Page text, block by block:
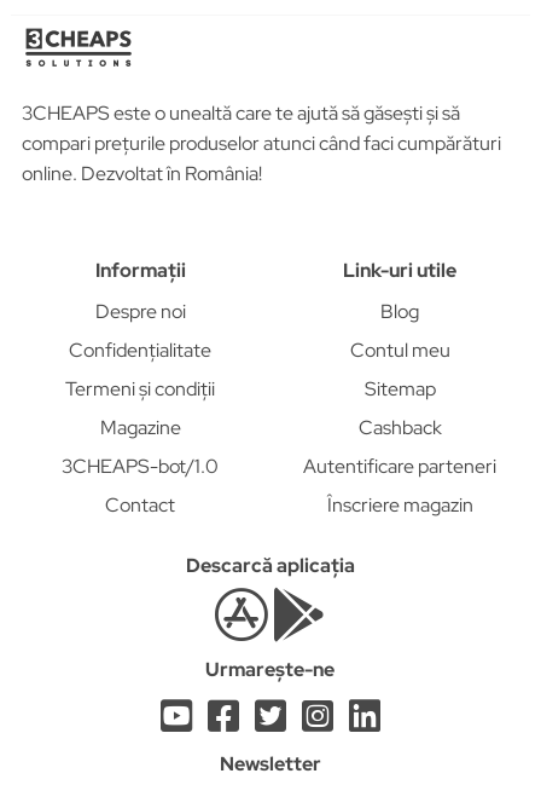
3CHEAPS este o unealtă care te ajută să găsești și să
compari prețurile produselor atunci când faci cumpărături
online. Dezvoltat în România!
Informații
Despre noi
Confidențialitate
Termeni și condiții
Magazine
3CHEAPS-bot/1.0
Contact
Link-uri utile
Blog
Contul meu
Sitemap
Cashback
Autentificare parteneri
Înscriere magazin
Descarcă aplicația
Urmarește-ne
Newsletter